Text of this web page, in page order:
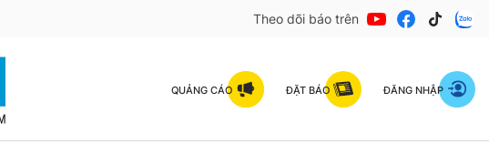
Theo dõi báo trên
QUẢNG CÁO ĐẶT BÁO ĐĂNG NHẬP